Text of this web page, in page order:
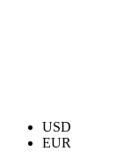
USD
EUR